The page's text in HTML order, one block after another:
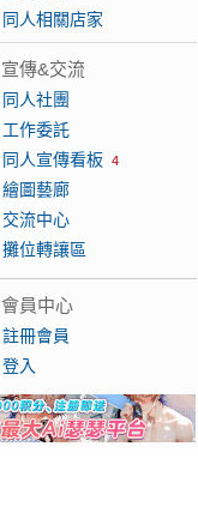
同人相關店家
宣傳&交流
同人社團
工作委託
同人宣傳看板 4
繪圖藝廊
交流中心
攤位轉讓區
會員中心
註冊會員
登入